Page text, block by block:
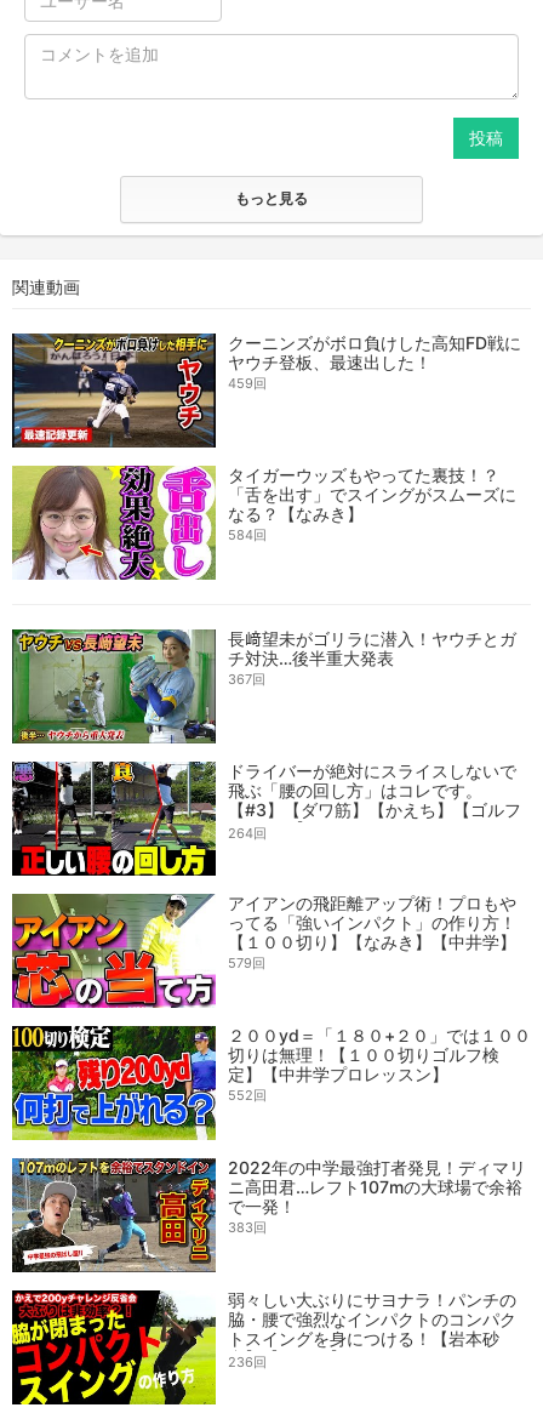
投稿
もっと見る
関連動画
クーニンズがボロ負けした高知FD戦に
ヤウチ登板、最速出した！
459回
タイガーウッズもやってた裏技！？
「舌を出す」でスイングがスムーズに
なる？【なみき】
584回
長﨑望未がゴリラに潜入！ヤウチとガ
チ対決…後半重大発表
367回
ドライバーが絶対にスライスしないで
飛ぶ「腰の回し方」はコレです。
【#3】【ダワ筋】【かえち】【ゴルフ
レッスン】
264回
アイアンの飛距離アップ術！プロもや
ってる「強いインパクト」の作り方！
【１００切り】【なみき】【中井学】
579回
２００yd＝「１８０+２０」では１００
切りは無理！【１００切りゴルフ検
定】【中井学プロレッスン】
552回
2022年の中学最強打者発見！ディマリ
ニ高田君…レフト107mの大球場で余裕
で一発！
383回
弱々しい大ぶりにサヨナラ！パンチの
脇・腰で強烈なインパクトのコンパク
トスイングを身につける！【岩本砂
織】【かえで】
236回